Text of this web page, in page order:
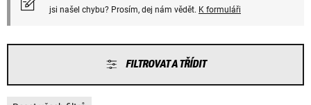
jsi našel chybu? Prosím, dej nám vědět. K formuláři
FILTROVAT A TŘÍDIT